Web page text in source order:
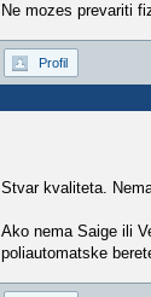
Ne mozes prevariti
Profil
Stvar kvaliteta.
Ako nema Saige ili
poliautomatske